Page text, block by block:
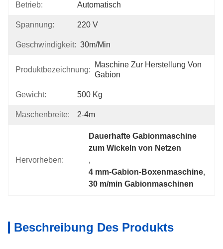
Betrieb: Automatisch
Spannung: 220 V
Geschwindigkeit: 30m/min
Produktbezeichnung:
Maschine Zur Herstellung Von
Gabion
Gewicht: 500 Kg
Maschenbreite: 2-4m
Hervorheben:
Dauerhafte Gabionmaschine
zum Wickeln von Netzen
,
4 mm-Gabion-Boxenmaschine
30 m/min Gabionmaschinen
Beschreibung Des Produkts